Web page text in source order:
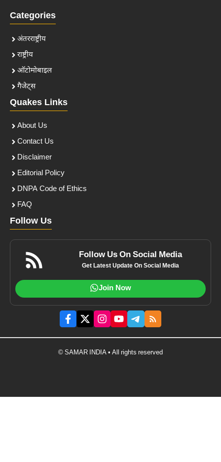
Categories
अंतरराष्ट्रीय
राष्ट्रीय
ऑटोमोबाइल
गैजेट्स
Quakes Links
About Us
Contact Us
Disclaimer
Editorial Policy
DNPA Code of Ethics
FAQ
Follow Us
Follow Us On Social Media
Get Latest Update On Social Media
Join Now
© SAMAR INDIA • All rights reserved